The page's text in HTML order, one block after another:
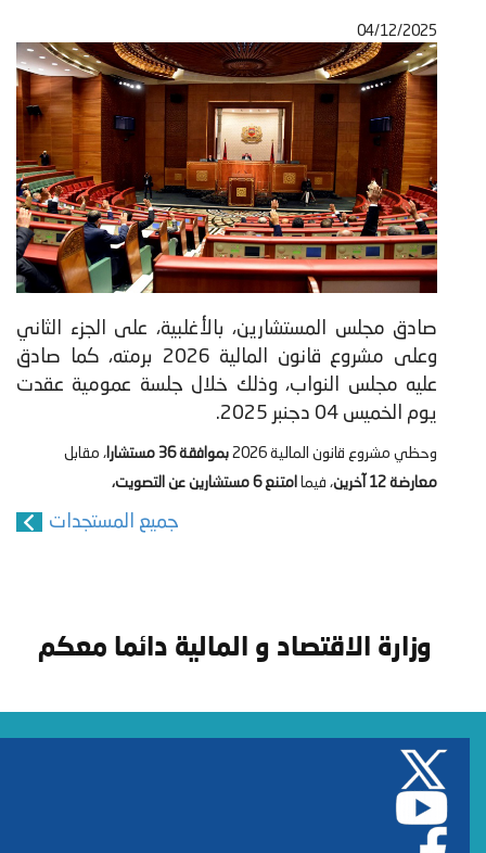
04/12/2025
صادق مجلس المستشارين، بالأغلبية، على الجزء الثاني
وعلى مشروع قانون المالية 2026 برمته، كما صادق
عليه مجلس النواب، وذلك خلال جلسة عمومية عقدت
يوم الخميس 04 دجنبر 2025. ​
وحظي مشروع قانون المالية 2026 بموافقة 36 مستشارا
، مقابل
معارضة 12 آخرين
، فيما امتنع 6 مستشارين عن التصويت،
جميع المستجدات
وزارة الاقتصاد و المالية دائما معكم